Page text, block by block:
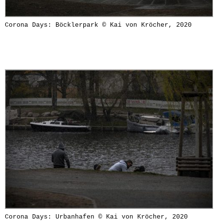
Corona Days: Böcklerpark © Kai von Kröcher, 2020
Corona Days: Urbanhafen © Kai von Kröcher, 2020